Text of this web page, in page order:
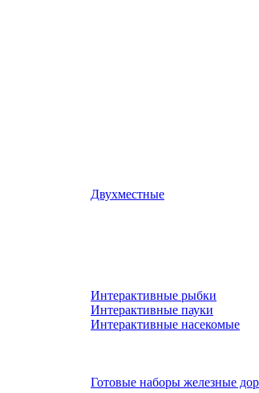
Двухместные
Интерактивные рыбки
Интерактивные пауки
Интерактивные насекомые
Готовые наборы железные